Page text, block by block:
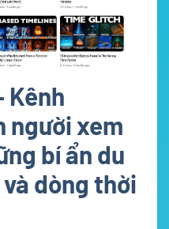
Kênh
người xem
bí ẩn du
dòng thời